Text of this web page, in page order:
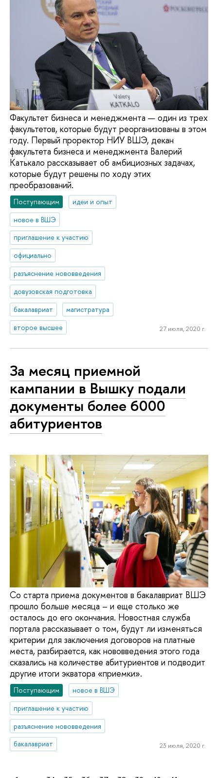
Факультет бизнеса и менеджмента — один из трех
факультетов, которые будут реорганизованы в этом
году. Первый проректор НИУ ВШЭ, декан
факультета бизнеса и менеджмента Валерий
Катькало рассказывает об амбициозных задачах,
которые будут решены по ходу этих
преобразований.
Поступающим
идеи и опыт
новое в ВШЭ
приглашение к участию
официально
разъяснение нововведения
довузовская подготовка
бакалавриат
магистратура
второе высшее
27 июля, 2020 г.
За месяц приемной
кампании в Вышку подали
документы более 6000
абитуриентов
Со старта приема документов в бакалавриат ВШЭ
прошло больше месяца – и еще столько же
осталось до его окончания. Новостная служба
портала рассказывает о том, будут ли изменяться
критерии для заключения договоров на платные
места, разбирается, как нововведения этого года
сказались на количестве абитуриентов и подводит
другие итоги экватора «приемки».
Поступающим
новое в ВШЭ
приглашение к участию
разъяснение нововведения
бакалавриат
23 июля, 2020 г.